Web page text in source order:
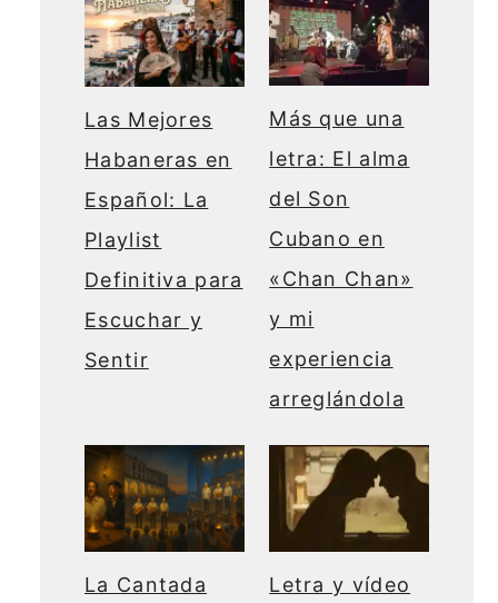
Las Mejores
Habaneras en
Español: La
Playlist
Definitiva para
Escuchar y
Sentir
Más que una
letra: El alma
del Son
Cubano en
«Chan Chan»
y mi
experiencia
arreglándola
La Cantada Letra y vídeo